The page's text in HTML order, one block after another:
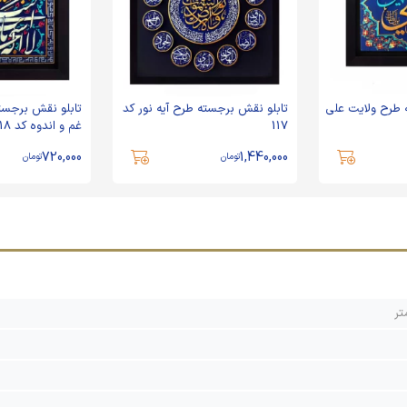
طرح ولایت علی
تابلو نقش برجسته طرح آیه نور کد
117
1,440,000تومان
تابلو نقش
غم و اندوه کد 118
720,000تومان